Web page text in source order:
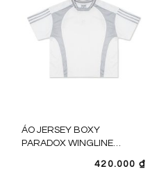
ÁO JERSEY BOXY
PARADOX WINGLINE
420.000 ₫